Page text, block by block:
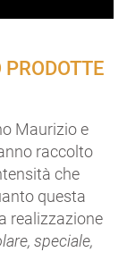
PRODOTTE
Maurizio e
raccolto
che
questa
realizzazione
speciale,